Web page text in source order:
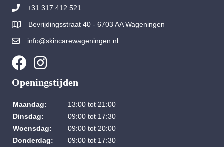
+31 317 412 521
Bevrijdingsstraat 40 - 6703 AA Wageningen
info@skincarewageningen.nl
Openingstijden
Maandag:
13:00 tot 21:00
Dinsdag:
09:00 tot 17:30
Woensdag:
09:00 tot 20:00
Donderdag:
09:00 tot 17:30